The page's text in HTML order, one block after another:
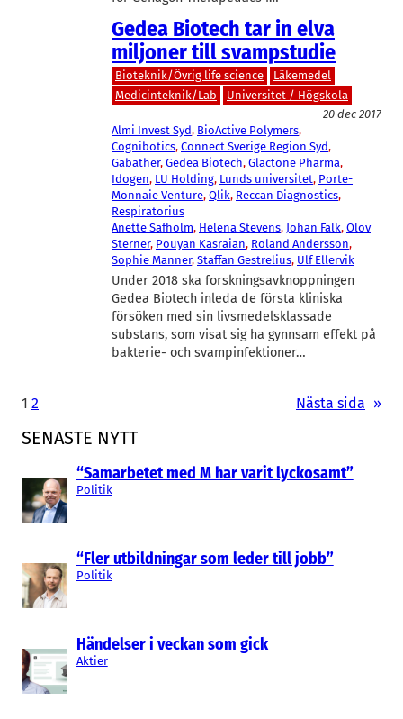
SENASTE NYTT
“Samarbetet med M har varit lyckosamt”
Politik
“Fler utbildningar som leder till jobb”
Politik
Händelser i veckan som gick
Aktier
Gedea Biotech tar in elva
miljoner till svampstudie
Bioteknik/Övrig life science
Läkemedel
Medicinteknik/Lab
Universitet / Högskola
20 dec 2017
Almi Invest Syd, BioActive Polymers
Cognibotics, Connect Sverige Region Syd
Gabather, Gedea Biotech, Glactone Pharma
Idogen, LU Holding, Lunds universitet, Porte-
Monnaie Venture, Qlik, Reccan Diagnostics
Respiratorius
Anette Säfholm, Helena Stevens, Johan Falk, Olov
Sterner, Pouyan Kasraian, Roland Andersson
Sophie Manner, Staffan Gestrelius, Ulf Ellervik
Under 2018 ska forskningsavknoppningen
Gedea Biotech inleda de första kliniska
försöken med sin livsmedelsklassade
substans, som visat sig ha gynnsam effekt på
bakterie- och svampinfektioner…
1 2 Nästa sida »